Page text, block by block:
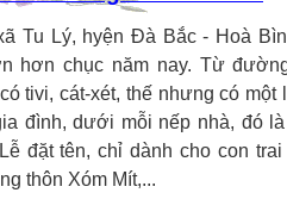
Tu Lý, hyện Đà Bắc - Hoà
hơn chục năm nay. Từ
tivi, cát-xét, thế nhưng có
đình, dưới mỗi nếp nhà, đó
đặt tên, chỉ dành cho con
thôn Xóm Mít,...